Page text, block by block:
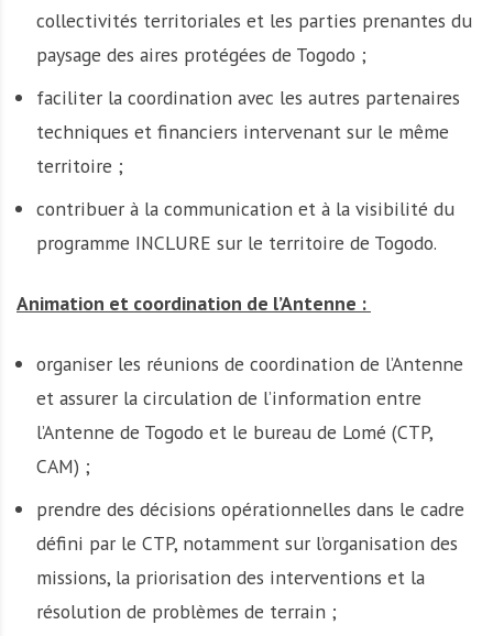
collectivités territoriales et les parties prenantes du
paysage des aires protégées de Togodo ;
faciliter la coordination avec les autres partenaires
techniques et financiers intervenant sur le même
territoire ;
contribuer à la communication et à la visibilité du
programme INCLURE sur le territoire de Togodo.
Animation et coordination de l’Antenne :
organiser les réunions de coordination de l’Antenne
et assurer la circulation de l’information entre
l’Antenne de Togodo et le bureau de Lomé (CTP,
CAM) ;
prendre des décisions opérationnelles dans le cadre
défini par le CTP, notamment sur l’organisation des
missions, la priorisation des interventions et la
résolution de problèmes de terrain ;